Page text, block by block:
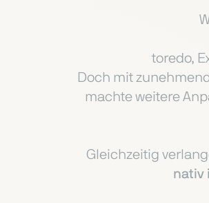
toredo,
Doch mit
machte weitere
Gleichzeitig
nativ